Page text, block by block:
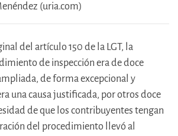
(uria.com)
del artículo 150 de la LGT, la
de inspección era de doce
de forma excepcional y
una causa justificada, por otros doce
de que los contribuyentes tengan
del procedimiento llevó al